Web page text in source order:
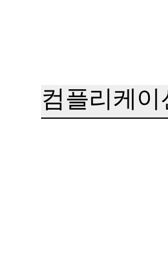
컴플리케이